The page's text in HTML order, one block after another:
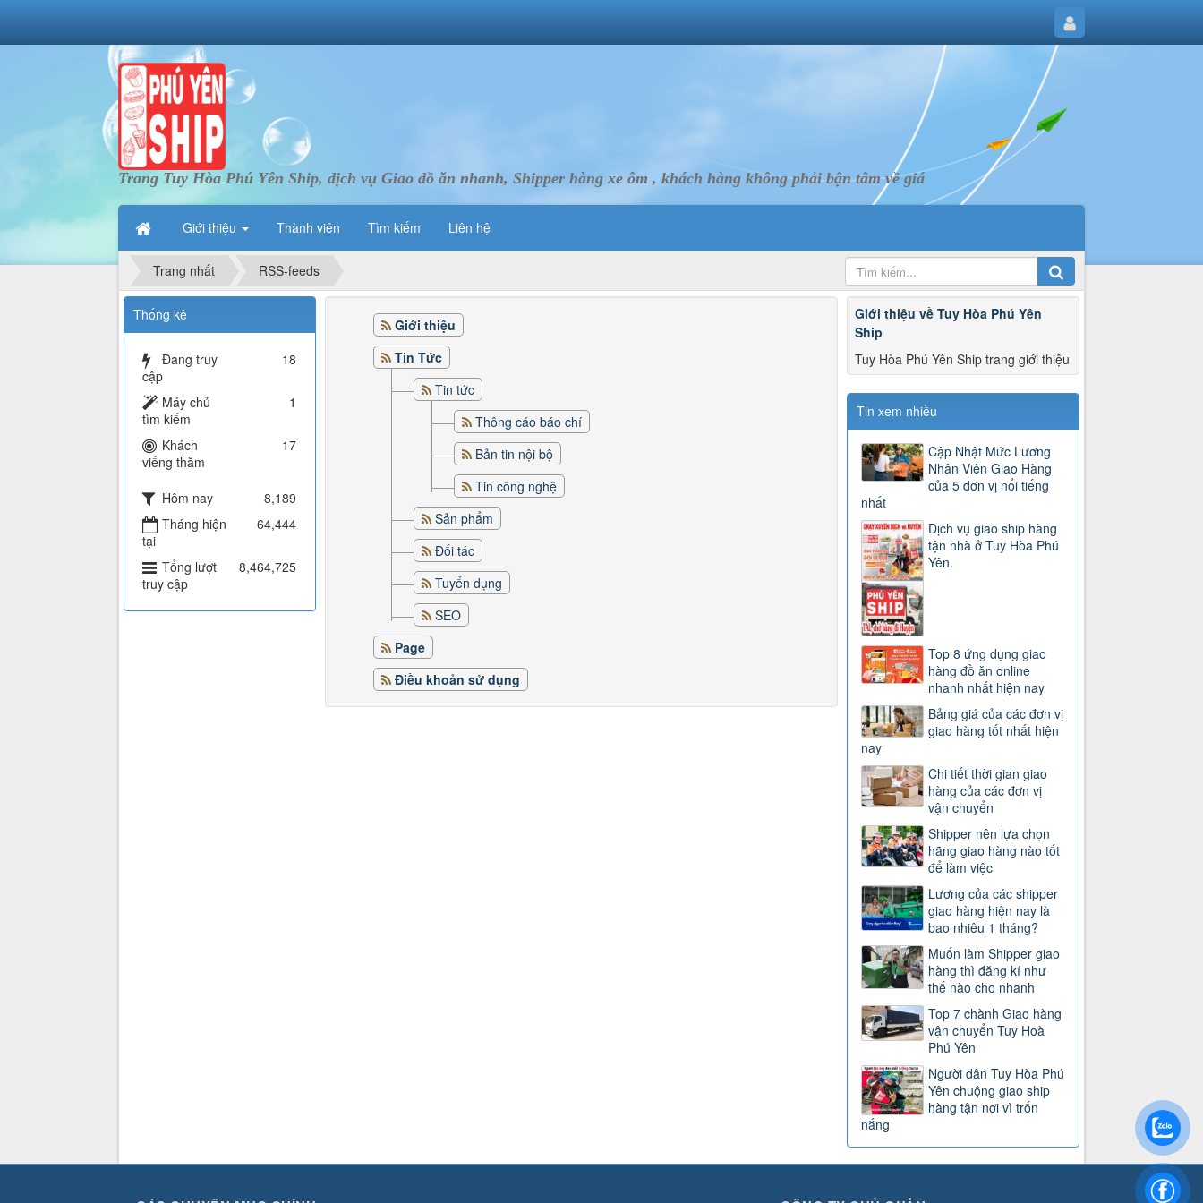
Trang Tuy Hòa Phú Yên Ship, dịch vụ Giao đồ ăn nhanh, Shipper hàng xe ôm , khách hàng không phải bận tâm về giá
Giới thiệu Thành viên Tìm kiếm Liên hệ
Trang nhất RSS-feeds
Giới thiệu
Tin Tức
Tin tức
Thông cáo báo chí
Bản tin nội bộ
Tin công nghệ
Sản phẩm
Đối tác
Tuyển dụng
SEO
Page
Điều khoản sử dụng
Giới thiệu về Tuy Hòa Phú Yên
Ship
Tuy Hòa Phú Yên Ship trang giới thiệu
Tin xem nhiều
Cập Nhật Mức Lương
Nhân Viên Giao Hàng
của 5 đơn vị nổi tiếng
nhất
Dịch vụ giao ship hàng
tận nhà ở Tuy Hòa Phú
Yên.
Top 8 ứng dụng giao
hàng đồ ăn online
nhanh nhất hiện nay
Bảng giá của các đơn vị
giao hàng tốt nhất hiện
nay
Chi tiết thời gian giao
hàng của các đơn vị
vận chuyển
Shipper nên lựa chọn
hãng giao hàng nào tốt
để làm việc
Lương của các shipper
giao hàng hiện nay là
bao nhiêu 1 tháng?
Muốn làm Shipper giao
hàng thì đăng kí như
thế nào cho nhanh
Top 7 chành Giao hàng
vận chuyển Tuy Hoà
Phú Yên
Người dân Tuy Hòa Phú
Yên chuộng giao ship
hàng tận nơi vì trốn
nắng
Thống kê
Đang truy
cập
18
Máy chủ
tìm kiếm
1
Khách
viếng thăm
17
Hôm nay
8,189
Tháng hiện
tại
64,444
Tổng lượt
truy cập
8,464,725